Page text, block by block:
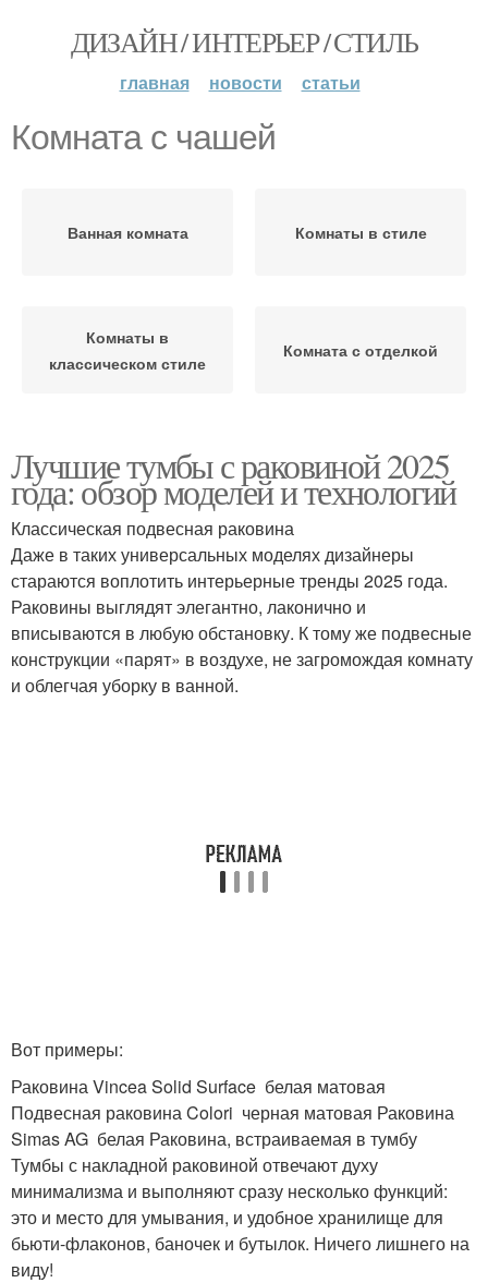
ДИЗАЙН / ИНТЕРЬЕР / СТИЛЬ
главная новости статьи
Комната с чашей
Ванная комната Комнаты в стиле
Комнаты в
классическом стиле
Комната с отделкой
Лучшие тумбы с раковиной 2025
года: обзор моделей и технологий
Классическая подвесная раковина
Даже в таких универсальных моделях дизайнеры
стараются воплотить интерьерные тренды 2025 года.
Раковины выглядят элегантно, лаконично и
вписываются в любую обстановку. К тому же подвесные
конструкции «парят» в воздухе, не загромождая комнату
и облегчая уборку в ванной.
Вот примеры:
Раковина Vincea Solid Surface белая матовая
Подвесная раковина Colori черная матовая Раковина
Simas AG белая Раковина, встраиваемая в тумбу
Тумбы с накладной раковиной отвечают духу
минимализма и выполняют сразу несколько функций:
это и место для умывания, и удобное хранилище для
бьюти-флаконов, баночек и бутылок. Ничего лишнего на
виду!